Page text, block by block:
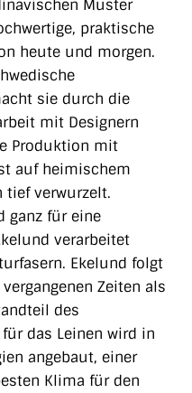
Muster
praktische
heute und morgen.
sie durch die
mit Designern
Produktion mit
auf heimischem
tief verwurzelt.
ganz für eine
verarbeitet
Ekelund folgt
Zeiten als
des
für das Leinen wird in
angebaut, einer
Klima für den